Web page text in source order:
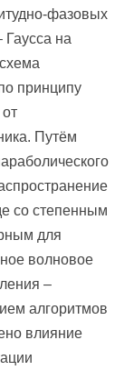
фазовых
Гаусса на
принципу
Путём
со степенным
для
волновое
–
алгоритмов
влияние